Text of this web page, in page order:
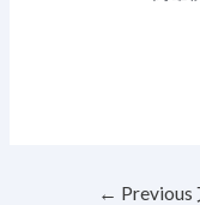
← Previous